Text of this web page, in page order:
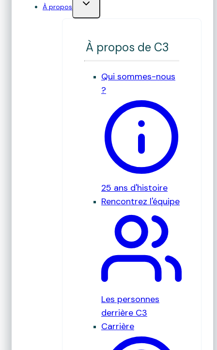
À propos
À propos de C3
Qui sommes-nous
?
25 ans d'histoire
Rencontrez l'équipe
Les personnes
derrière C3
Carrière